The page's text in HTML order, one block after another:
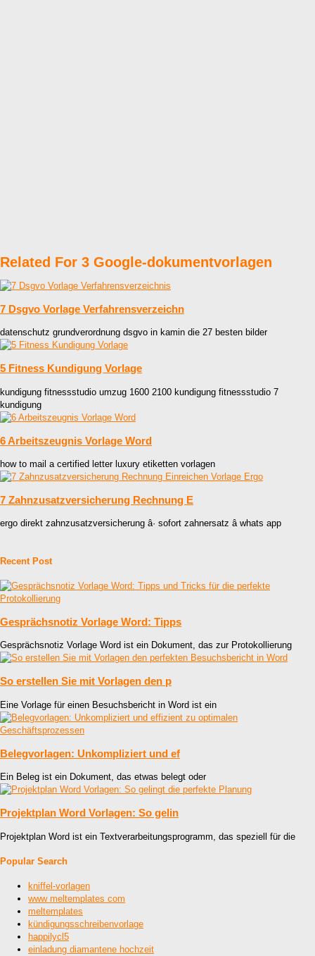
Related For 3 Google-dokumentvorlagen
7 Dsgvo Vorlage Verfahrensverzeichn
datenschutz grundverordnung dsgvo in kamin die 27 besten bilder
5 Fitness Kundigung Vorlage
kundigung fitnessstudio umzug 1600 2100 kundigung fitnessstudio 7
kundigung
6 Arbeitszeugnis Vorlage Word
how to mail a certified letter luxury etiketten vorlagen
7 Zahnzusatzversicherung Rechnung E
ergo direkt zahnzusatzversicherung â· sofort zahnersatz â whats app
Recent Post
Gesprächsnotiz Vorlage Word: Tipps
Gesprächsnotiz Vorlage Word ist ein Dokument, das zur Protokollierung
So erstellen Sie mit Vorlagen den p
Eine Vorlage für einen Besuchsbericht in Word ist ein
Belegvorlagen: Unkompliziert und ef
Ein Beleg ist ein Dokument, das etwas belegt oder
Projektplan Word Vorlagen: So gelin
Projektplan Word ist ein Textverarbeitungsprogramm, das speziell für die
Popular Search
kniffel-vorlagen
www meltemplates com
meltemplates
kündigungsschreibenvorlage
happilycl5
einladung diamantene hochzeit